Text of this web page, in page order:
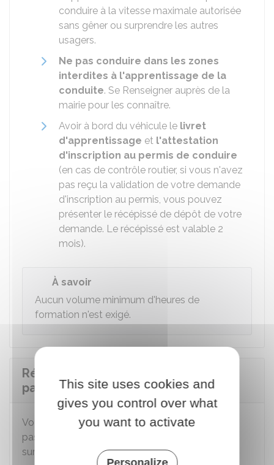
conduire à la vitesse maximale autorisée
sans gêner ou surprendre les autres
usagers.
Ne pas conduire dans les zones
interdites à l'apprentissage de la
conduite. Se Renseigner auprès de la
mairie pour les connaître.
Avoir à bord du véhicule le livret
d'apprentissage et l'attestation
d'inscription au permis de conduire
(en cas de contrôle routier, si vous n'avez
pas reçu la validation de votre demande
d'inscription au permis, vous pouvez
présenter le récépissé de dépôt de votre
demande. Le récépissé est valable 2
mois).
À savoir
Aucun volume minimum d'heures de
formation n'est exigé.
Réserver une place d'examen pour
passer l'épreuve pratique
Vous devez réserver une place d'examen pour
passer l'épreuve pratique du permis de conduire
sur la plateforme RdvPermis.
This site uses cookies and
gives you control over what
you want to activate
Personalize